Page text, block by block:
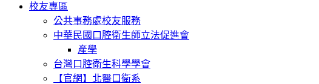
校友專區
公共事務處校友服務
中華民國口腔衛生師立法促進會
產學
台灣口腔衛生科學學會
【官網】北醫口衛系